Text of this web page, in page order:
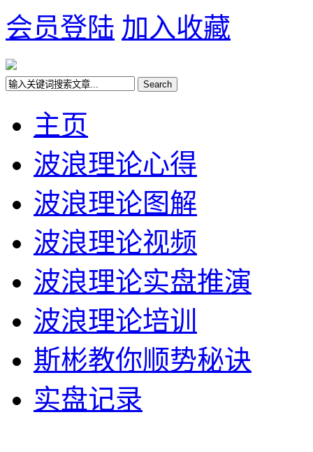
会员登陆 加入收藏
主页
波浪理论心得
波浪理论图解
波浪理论视频
波浪理论实盘推演
波浪理论培训
斯彬教你顺势秘诀
实盘记录